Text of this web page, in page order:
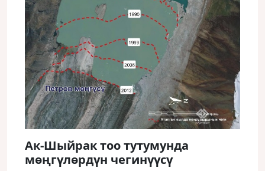
Ак-Шыйрак тоо тутумунда
мөңгүлөрдүн чегинүүсү